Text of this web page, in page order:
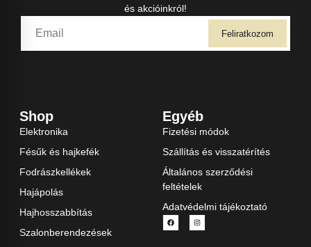
és akcióinkról!
Feliratkozom
Shop
Elektronika
Fésűk és hajkefék
Fodrászkellékek
Hajápolás
Hajhosszabbítás
Szalonberendezések
Egyéb
Fizetési módok
Szállítás és visszatérítés
Általános szerződési
feltételek
Adatvédelmi tájékoztató